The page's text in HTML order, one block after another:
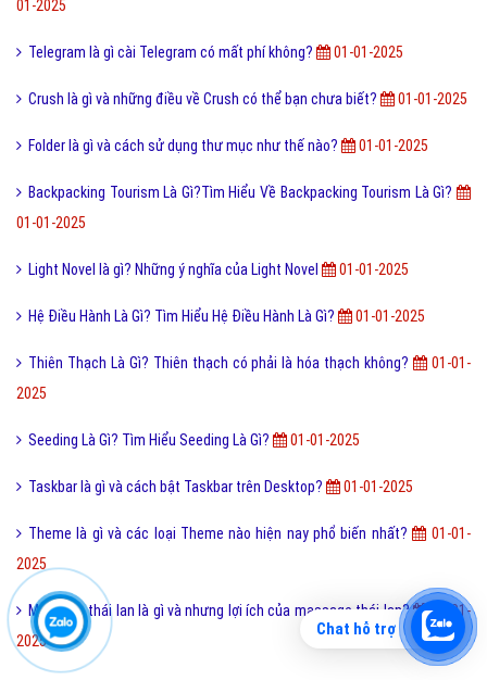
01-2025
Telegram là gì cài Telegram có mất phí không? 01-01-2025
Crush là gì và những điều về Crush có thể bạn chưa biết? 01-01-2025
Folder là gì và cách sử dụng thư mục như thế nào? 01-01-2025
Backpacking Tourism Là Gì?Tìm Hiểu Về Backpacking Tourism Là Gì?
01-01-2025
Light Novel là gì? Những ý nghĩa của Light Novel 01-01-2025
Hệ Điều Hành Là Gì? Tìm Hiểu Hệ Điều Hành Là Gì? 01-01-2025
Thiên Thạch Là Gì? Thiên thạch có phải là hóa thạch không?
01-01-
2025
Seeding Là Gì? Tìm Hiểu Seeding Là Gì? 01-01-2025
Taskbar là gì và cách bật Taskbar trên Desktop? 01-01-2025
Theme là gì và các loại Theme nào hiện nay phổ biến nhất?
01-01-
2025
Massage thái lan là gì và nhưng lợi ích của massage thái lan?
01-01-
2025
Chat hỗ trợ